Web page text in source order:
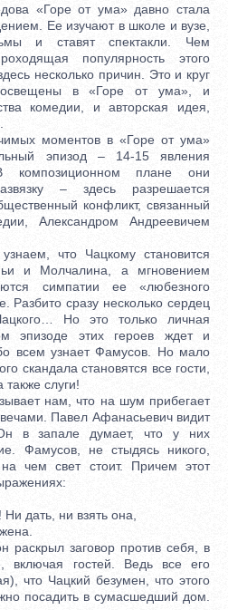
«Горе от ума» давно стала
Ее изучают в школе и вузе,
и ставят спектакли. Чем
популярность этого
несколько причин. Это и круг
освещены в «Горе от ума», и
комедии, и авторская идея,
моментов в «Горе от ума»
эпизод – 14-15 явления
композиционном плане они
– здесь разрешается
конфликт, связанный
Александром Андреевичем
что Чацкому становится
и Молчалина, а мгновением
симпатии ее «любезного
Разбито сразу несколько сердец
Но это только личная
эпизоде этих героев ждет и
всем узнает Фамусов. Но мало
скандала становятся все гости,
слуги!
нам, что на шум прибегает
Павел Афанасьевич видит
в запале думает, что у них
Фамусов, не стыдясь никого,
чем свет стоит. Причем этот
дать, ни взять она,
заговор против себя, в
включая гостей. Ведь все его
что Чацкий безумен, что этого
посадить в сумасшедший дом.